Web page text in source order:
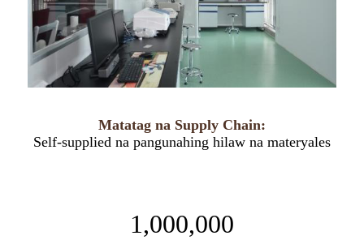
Matatag na Supply Chain:
Self-supplied na pangunahing hilaw na materyales
1,000,000